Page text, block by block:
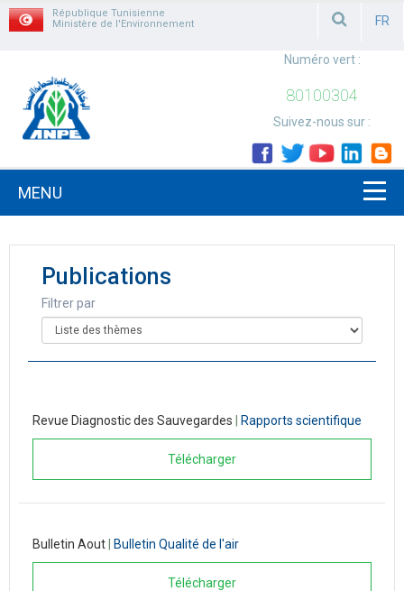
République Tunisienne
Ministère de l'Environnement
FR
Numéro vert :
80100304
Suivez-nous sur :
MENU
Publications
Filtrer par
Revue Diagnostic des Sauvegardes Rapports scientifique
Télécharger
Bulletin Aout Bulletin Qualité de l'air
Télécharger